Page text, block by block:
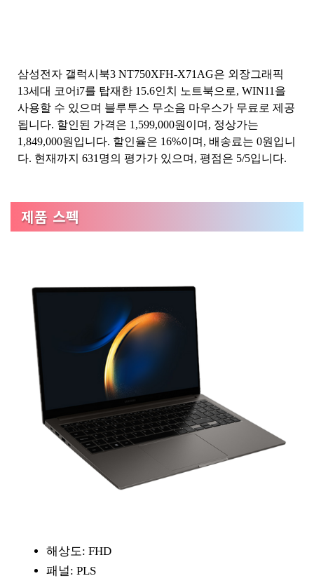
삼성전자 갤럭시북3 NT750XFH-X71AG은 외장그래픽
13세대 코어i7를 탑재한 15.6인치 노트북으로, WIN11을
사용할 수 있으며 블루투스 무소음 마우스가 무료로 제공
됩니다. 할인된 가격은 1,599,000원이며, 정상가는
1,849,000원입니다. 할인율은 16%이며, 배송료는 0원입니
다. 현재까지 631명의 평가가 있으며, 평점은 5/5입니다.
제품 스펙
해상도: FHD
패널: PLS